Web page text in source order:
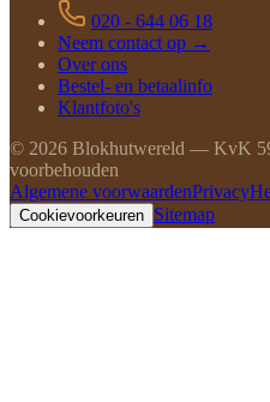
020 - 644 06 18
Neem contact op →
Over ons
Bestel- en betaalinfo
Klantfoto's
© 2026 Blokhutwereld — KvK
voorbehouden
Algemene voorwaardenPrivacy
Cookievoorkeuren Sitemap